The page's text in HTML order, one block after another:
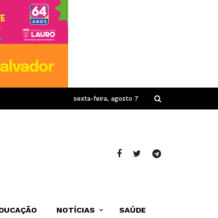
sexta-feira, agosto 7
NOTÍCIAS SAÚDE